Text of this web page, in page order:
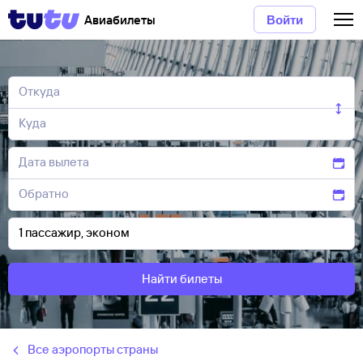
Авиабилеты Войти
Найти билеты
Все аэропорты страны